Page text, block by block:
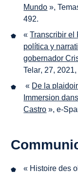
Mundo »,
492.
«Transcribir el
política y
gobernador
Telar, 27,
« De la
Immersion
Castro »,e-
« Histoire des